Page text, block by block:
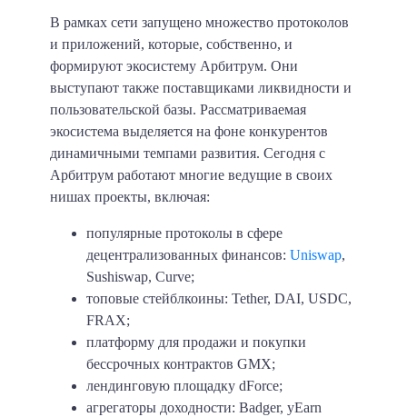
В рамках сети запущено множество протоколов
и приложений, которые, собственно, и
формируют экосистему Арбитрум. Они
выступают также поставщиками ликвидности и
пользовательской базы. Рассматриваемая
экосистема выделяется на фоне конкурентов
динамичными темпами развития. Сегодня с
Арбитрум работают многие ведущие в своих
нишах проекты, включая:
популярные протоколы в сфере
децентрализованных финансов: Uniswap,
Sushiswap, Curve;
топовые стейблкоины: Tether, DAI, USDC,
FRAX;
платформу для продажи и покупки
бессрочных контрактов GMX;
лендинговую площадку dForce;
агрегаторы доходности: Badger, yEarn